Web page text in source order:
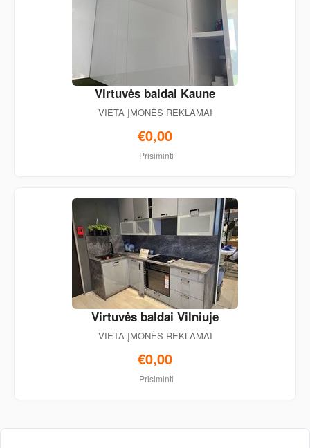
Virtuvės baldai Kaune
VIETA ĮMONĖS REKLAMAI
€0,00
Prisiminti
Virtuvės baldai Vilniuje
VIETA ĮMONĖS REKLAMAI
€0,00
Prisiminti